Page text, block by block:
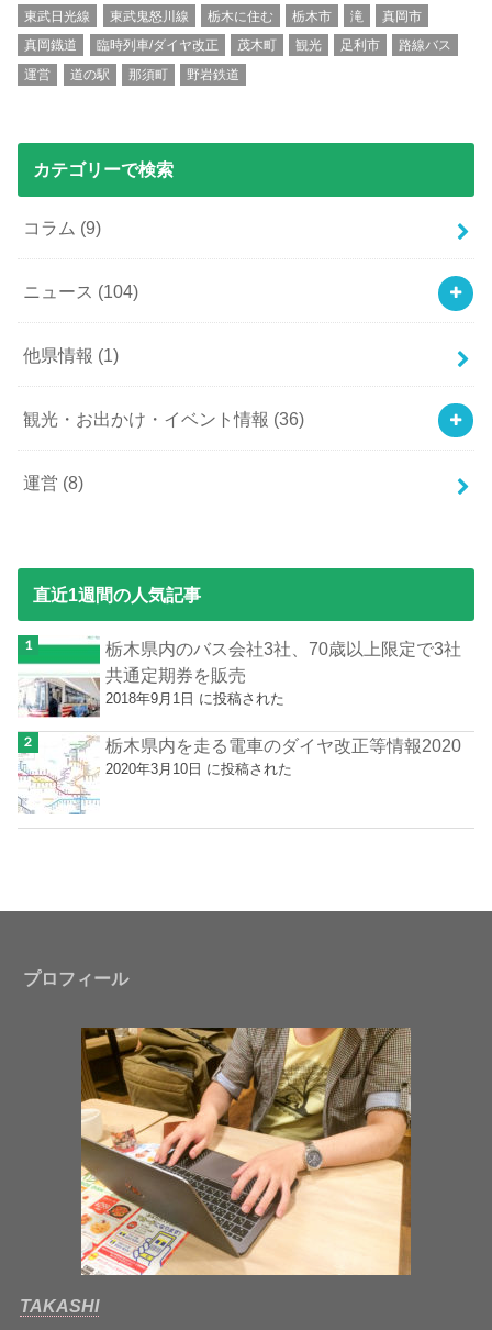
東武日光線
東武鬼怒川線 栃木に住む 栃木市 滝
真岡市
真岡鐡道
臨時列車/ダイヤ改正 茂木町 観光 足利市
路線バス
運営
道の駅 那須町 野岩鉄道
カテゴリーで検索
コラム (9)
ニュース (104)
他県情報 (1)
観光・お出かけ・イベント情報 (36)
運営 (8)
直近1週間の人気記事
栃木県内のバス会社3社、70歳以上限定で3社
共通定期券を販売
2018年9月1日 に投稿された
栃木県内を走る電車のダイヤ改正等情報2020
2020年3月10日 に投稿された
プロフィール
TAKASHI